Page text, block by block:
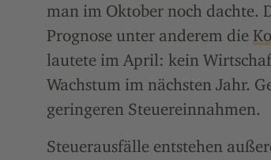
man im Oktober noch dachte.
Prognose unter anderem die
lautete im April: kein
Wachstum im nächsten Jahr.
geringeren Steuereinnahmen.
Steuerausfälle entstehen